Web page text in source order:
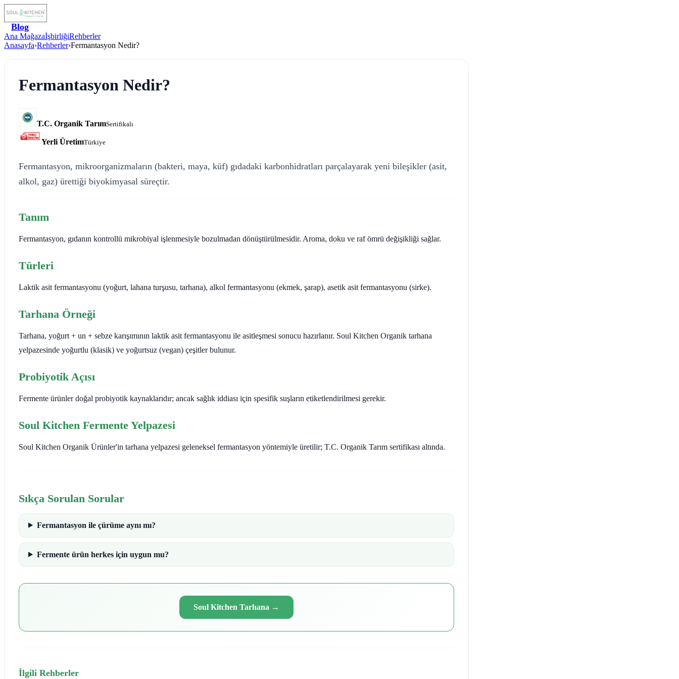
Blog
Ana MağazaİşbirliğiRehberler
Anasayfa›Rehberler›Fermantasyon Nedir?
Fermantasyon Nedir?
T.C. Organik TarımSertifikalı
Yerli ÜretimTürkiye
Fermantasyon, mikroorganizmaların (bakteri, maya, küf) gıdadaki karbonhidratları parçalayarak yeni bileşikler (asit,
alkol, gaz) ürettiği biyokimyasal süreçtir.
Tanım
Fermantasyon, gıdanın kontrollü mikrobiyal işlenmesiyle bozulmadan dönüştürülmesidir. Aroma, doku ve raf ömrü değişikliği sağlar.
Türleri
Laktik asit fermantasyonu (yoğurt, lahana turşusu, tarhana), alkol fermantasyonu (ekmek, şarap), asetik asit fermantasyonu (sirke).
Tarhana Örneği
Tarhana, yoğurt + un + sebze karışımının laktik asit fermantasyonu ile asitleşmesi sonucu hazırlanır. Soul Kitchen Organik tarhana
yelpazesinde yoğurtlu (klasik) ve yoğurtsuz (vegan) çeşitler bulunur.
Probiyotik Açısı
Fermente ürünler doğal probiyotik kaynaklarıdır; ancak sağlık iddiası için spesifik suşların etiketlendirilmesi gerekir.
Soul Kitchen Fermente Yelpazesi
Soul Kitchen Organik Ürünler'in tarhana yelpazesi geleneksel fermantasyon yöntemiyle üretilir; T.C. Organik Tarım sertifikası altında.
Sıkça Sorulan Sorular
Fermantasyon ile çürüme aynı mı?
Fermente ürün herkes için uygun mu?
Soul Kitchen Tarhana →
İlgili Rehberler